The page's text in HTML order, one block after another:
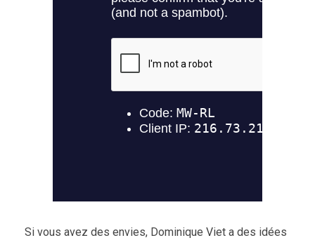
Si vous avez des envies, Dominique Viet a des idées